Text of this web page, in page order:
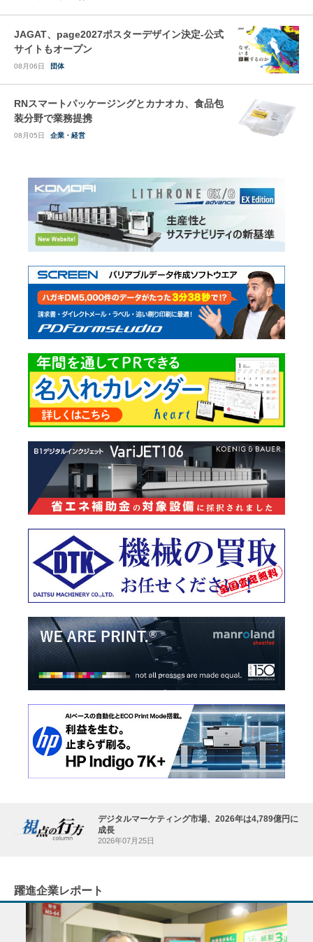
JAGAT、page2027ポスターデザイン決定-公式
サイトもオープン
08月06日 団体
RNスマートパッケージングとカナオカ、食品包
装分野で業務提携
08月05日 企業・経営
デジタルマーケティング市場、2026年は4,789億円に
成長
2026年07月25日
躍進企業レポート